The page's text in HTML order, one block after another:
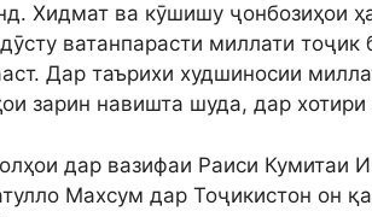
Хидмат ва кӯшишу ҷонбозиҳои
ватанпарасти миллати
Дар таърихи худшиносии
зарин навишта шуда, дар
дар вазифаи Раиси Кумитаи
Махсум дар Тоҷикистон он